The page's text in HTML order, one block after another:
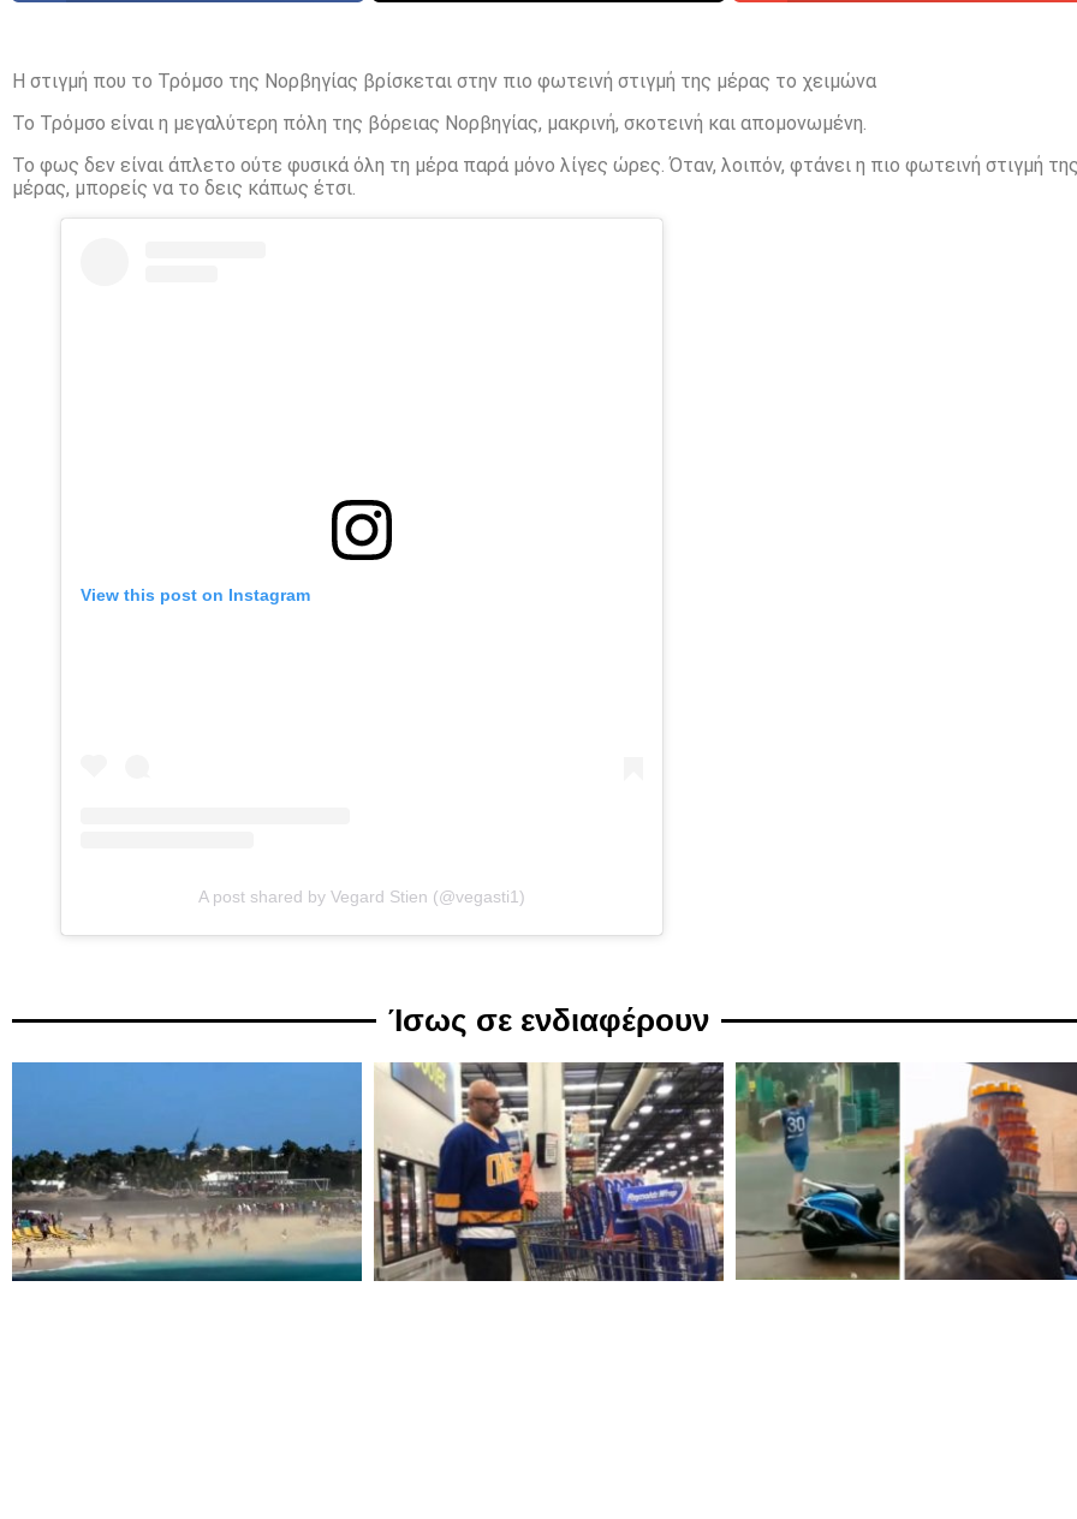
Η στιγμή που το Τρόμσο της Νορβηγίας βρίσκεται στην πιο φωτεινή στιγμή της μέρας το χειμώνα
Το Τρόμσο είναι η μεγαλύτερη πόλη της βόρειας Νορβηγίας, μακρινή, σκοτεινή και απομονωμένη.
Το φως δεν είναι άπλετο ούτε φυσικά όλη τη μέρα παρά μόνο λίγες ώρες. Όταν, λοιπόν, φτάνει η πιο φωτεινή στιγμή
μέρας, μπορείς να το δεις κάπως έτσι.
View this post on Instagram
A post shared by Vegard Stien (@vegasti1)
Ίσως σε ενδιαφέρουν